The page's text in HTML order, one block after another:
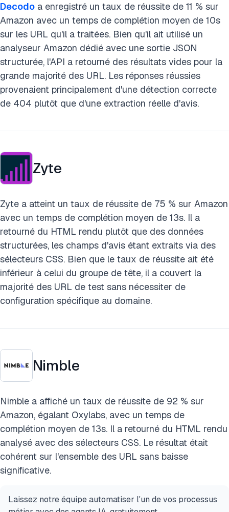
Decodo a enregistré un taux de réussite de 11 % sur
Amazon avec un temps de complétion moyen de 10s
sur les URL qu'il a traitées. Bien qu'il ait utilisé un
analyseur Amazon dédié avec une sortie JSON
structurée, l'API a retourné des résultats vides pour la
grande majorité des URL. Les réponses réussies
provenaient principalement d'une détection correcte
de 404 plutôt que d'une extraction réelle d'avis.
Zyte
Zyte a atteint un taux de réussite de 75 % sur Amazon
avec un temps de complétion moyen de 13s. Il a
retourné du HTML rendu plutôt que des données
structurées, les champs d'avis étant extraits via des
sélecteurs CSS. Bien que le taux de réussite ait été
inférieur à celui du groupe de tête, il a couvert la
majorité des URL de test sans nécessiter de
configuration spécifique au domaine.
Nimble
Nimble a affiché un taux de réussite de 92 % sur
Amazon, égalant Oxylabs, avec un temps de
complétion moyen de 13s. Il a retourné du HTML rendu
analysé avec des sélecteurs CSS. Le résultat était
cohérent sur l'ensemble des URL sans baisse
significative.
Laissez notre équipe automatiser l'un de vos processus